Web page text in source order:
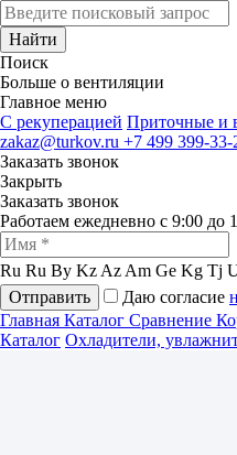
Найти
Поиск
Больше о вентиляции
Главное меню
C рекуперацией Приточные и
zakaz@turkov.ru +7 499 399-33-
Заказать звонок
Закрыть
Заказать звонок
Работаем ежедневно с 9:00
Ru Ru By Kz Az Am Ge Kg Tj
Отправить
Даю согласие
Главная Каталог Сравнение
Каталог Охладители,